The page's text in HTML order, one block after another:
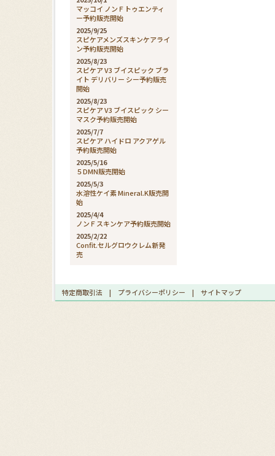
マッコイ ノンＦトゥエンティ
ー予約販売開始
2025/9/25
スピケアメンズスキンケアライ
ン予約販売開始
2025/8/23
スピケア V3 ブイスピック ブラ
イト デリバリー シー予約販売
開始
2025/8/23
スピケア V3 ブイスピック シー
マスク予約販売開始
2025/7/7
スピケア ハイドロ アクアゲル
予約販売開始
2025/5/16
５DMN販売開始
2025/5/3
水溶性ケイ素 Mineral.K販売開
始
2025/4/4
ノンＦスキンケア予約販売開始
2025/2/22
Confit.セルグロウクレム新発
売
特定商取引法 | プライバシーポリシー | サイトマップ